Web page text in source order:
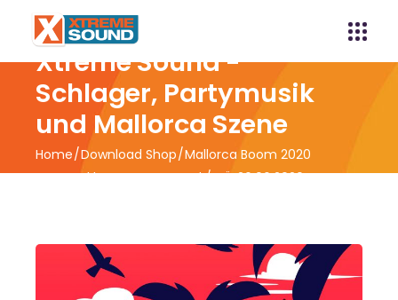
Xtreme Sound -
Schlager, Partymusik
und Mallorca Szene
Home Download Shop Mallorca Boom 2020
powered by Xtreme Sound / VÖ 26.06.2020